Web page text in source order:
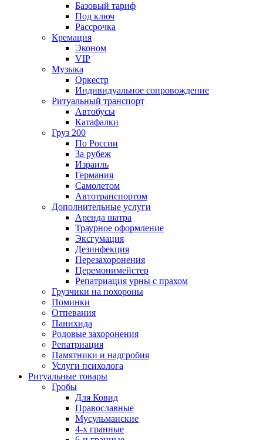
Базовый тариф
Под ключ
Рассрочка
Кремация
Эконом
VIP
Музыка
Оркестр
Индивидуальное сопровождение
Ритуальный транспорт
Автобусы
Катафалки
Груз 200
По России
За рубеж
Израиль
Германия
Самолетом
Автотранспортом
Дополнительные услуги
Аренда шатра
Траурное оформление
Эксгумация
Дезинфекция
Перезахоронения
Церемонимейстер
Репатриация урны с прахом
Грузчики на похороны
Поминки
Отпевания
Панихида
Родовые захоронения
Репатриация
Памятники и надгробия
Услуги психолога
Ритуальные товары
Гробы
Для Ковид
Православные
Мусульманские
4-х гранные